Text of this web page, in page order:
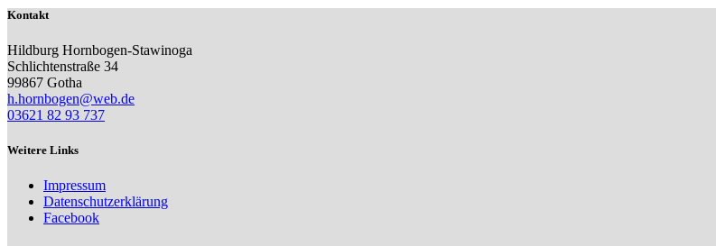
Kontakt
Hildburg Hornbogen-Stawinoga
Schlichtenstraße 34
99867 Gotha
h.hornbogen@web.de
03621 82 93 737
Weitere Links
Impressum
Datenschutzerklärung
Facebook